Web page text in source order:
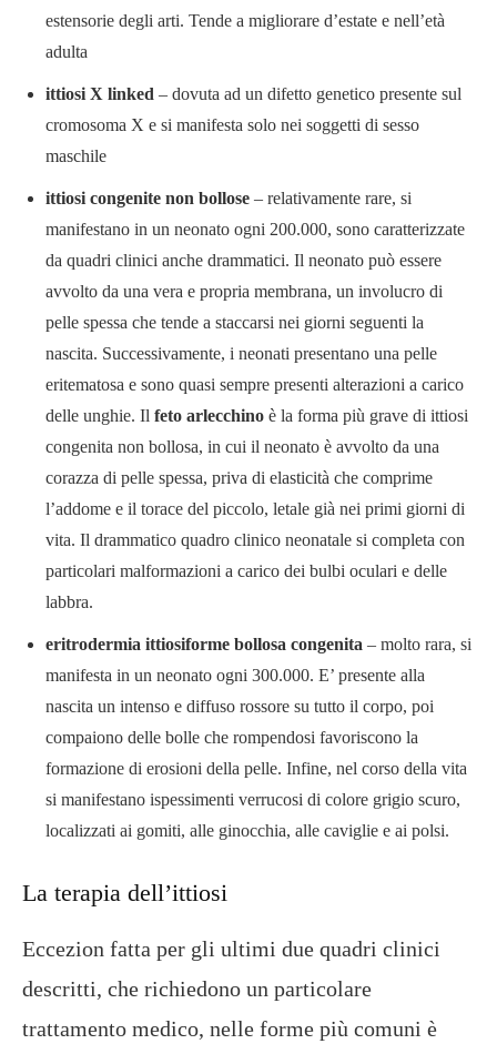
estensorie degli arti. Tende a migliorare d’estate e nell’età
adulta
ittiosi X linked – dovuta ad un difetto genetico presente sul
cromosoma X e si manifesta solo nei soggetti di sesso
maschile
ittiosi congenite non bollose – relativamente rare, si
manifestano in un neonato ogni 200.000, sono caratterizzate
da quadri clinici anche drammatici. Il neonato può essere
avvolto da una vera e propria membrana, un involucro di
pelle spessa che tende a staccarsi nei giorni seguenti la
nascita. Successivamente, i neonati presentano una pelle
eritematosa e sono quasi sempre presenti alterazioni a carico
delle unghie. Il feto arlecchino è la forma più grave di ittiosi
congenita non bollosa, in cui il neonato è avvolto da una
corazza di pelle spessa, priva di elasticità che comprime
l’addome e il torace del piccolo, letale già nei primi giorni di
vita. Il drammatico quadro clinico neonatale si completa con
particolari malformazioni a carico dei bulbi oculari e delle
labbra.
eritrodermia ittiosiforme bollosa congenita – molto rara, si
manifesta in un neonato ogni 300.000. E’ presente alla
nascita un intenso e diffuso rossore su tutto il corpo, poi
compaiono delle bolle che rompendosi favoriscono la
formazione di erosioni della pelle. Infine, nel corso della vita
si manifestano ispessimenti verrucosi di colore grigio scuro,
localizzati ai gomiti, alle ginocchia, alle caviglie e ai polsi.
La terapia dell’ittiosi
Eccezion fatta per gli ultimi due quadri clinici
descritti, che richiedono un particolare
trattamento medico, nelle forme più comuni è